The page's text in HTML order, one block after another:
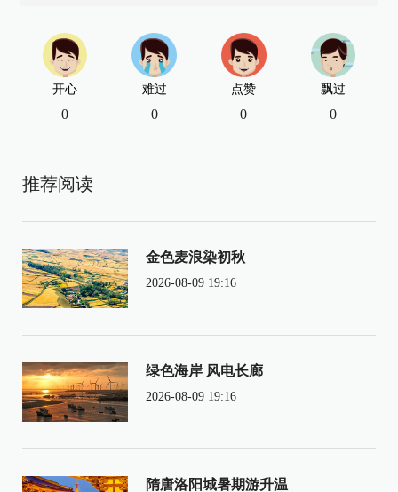
开心
0
难过
0
点赞
0
飘过
0
推荐阅读
金色麦浪染初秋
2026-08-09 19:16
绿色海岸 风电长廊
2026-08-09 19:16
隋唐洛阳城暑期游升温